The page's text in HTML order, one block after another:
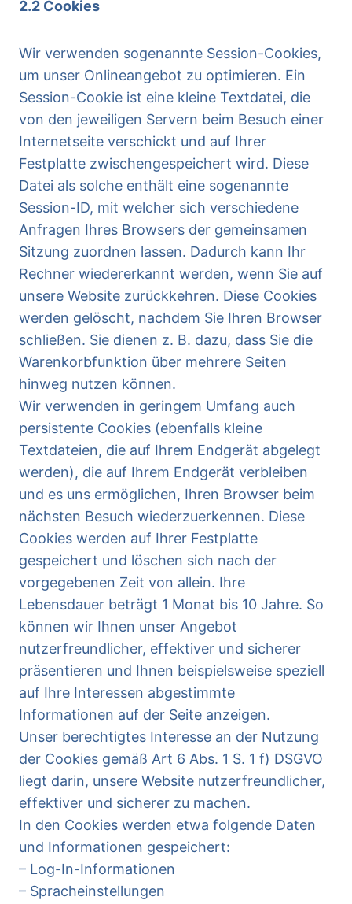
2.2 Cookies
Wir verwenden sogenannte Session-Cookies,
um unser Onlineangebot zu optimieren. Ein
Session-Cookie ist eine kleine Textdatei, die
von den jeweiligen Servern beim Besuch einer
Internetseite verschickt und auf Ihrer
Festplatte zwischengespeichert wird. Diese
Datei als solche enthält eine sogenannte
Session-ID, mit welcher sich verschiedene
Anfragen Ihres Browsers der gemeinsamen
Sitzung zuordnen lassen. Dadurch kann Ihr
Rechner wiedererkannt werden, wenn Sie auf
unsere Website zurückkehren. Diese Cookies
werden gelöscht, nachdem Sie Ihren Browser
schließen. Sie dienen z. B. dazu, dass Sie die
Warenkorbfunktion über mehrere Seiten
hinweg nutzen können.
Wir verwenden in geringem Umfang auch
persistente Cookies (ebenfalls kleine
Textdateien, die auf Ihrem Endgerät abgelegt
werden), die auf Ihrem Endgerät verbleiben
und es uns ermöglichen, Ihren Browser beim
nächsten Besuch wiederzuerkennen. Diese
Cookies werden auf Ihrer Festplatte
gespeichert und löschen sich nach der
vorgegebenen Zeit von allein. Ihre
Lebensdauer beträgt 1 Monat bis 10 Jahre. So
können wir Ihnen unser Angebot
nutzerfreundlicher, effektiver und sicherer
präsentieren und Ihnen beispielsweise speziell
auf Ihre Interessen abgestimmte
Informationen auf der Seite anzeigen.
Unser berechtigtes Interesse an der Nutzung
der Cookies gemäß Art 6 Abs. 1 S. 1 f) DSGVO
liegt darin, unsere Website nutzerfreundlicher,
effektiver und sicherer zu machen.
In den Cookies werden etwa folgende Daten
und Informationen gespeichert:
– Log-In-Informationen
– Spracheinstellungen